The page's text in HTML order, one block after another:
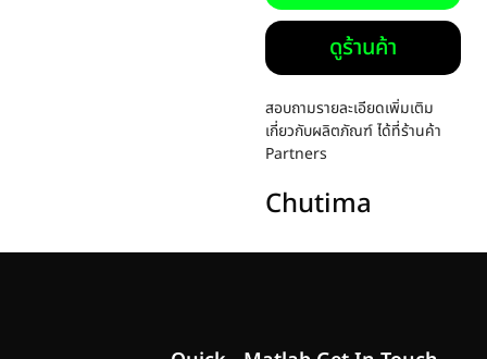
ดูร้านค้า
สอบถามรายละเอียดเพิ่มเติม
เกี่ยวกับผลิตภัณฑ์ ได้ที่ร้านค้า
Partners
Chutima